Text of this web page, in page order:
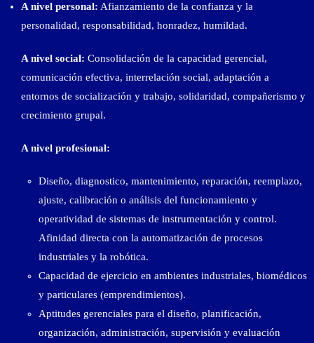
A nivel personal: Afianzamiento de la confianza y la
personalidad, responsabilidad, honradez, humildad.
A nivel social: Consolidación de la capacidad gerencial,
comunicación efectiva, interrelación social, adaptación a
entornos de socialización y trabajo, solidaridad, compañerismo y
crecimiento grupal.
A nivel profesional:
Diseño, diagnostico, mantenimiento, reparación, reemplazo,
ajuste, calibración o análisis del funcionamiento y
operatividad de sistemas de instrumentación y control.
Afinidad directa con la automatización de procesos
industriales y la robótica.
Capacidad de ejercicio en ambientes industriales, biomédicos
y particulares (emprendimientos).
Aptitudes gerenciales para el diseño, planificación,
organización, administración, supervisión y evaluación